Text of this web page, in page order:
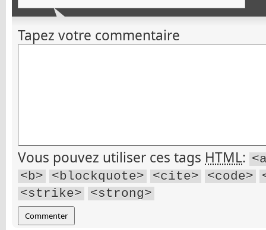
Tapez votre commentaire
Vous pouvez utiliser ces tags HTML:
<b>
<blockquote> <cite> <code>
<strike>
<strong>